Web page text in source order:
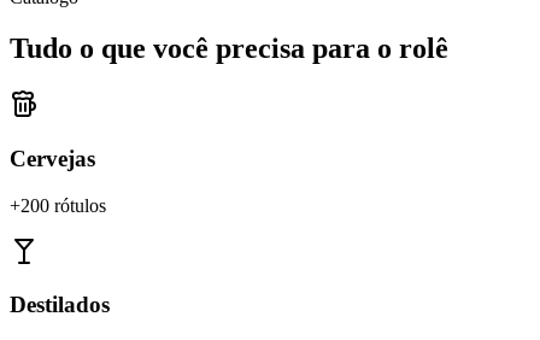
Tudo o que você precisa para o rolê
Cervejas
+200 rótulos
Destilados